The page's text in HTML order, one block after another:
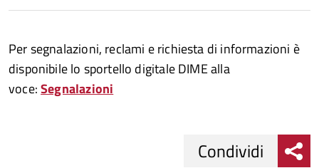
Per segnalazioni, reclami e richiesta di informazioni è
disponibile lo sportello digitale DIME alla
voce:Segnalazioni
Condividi